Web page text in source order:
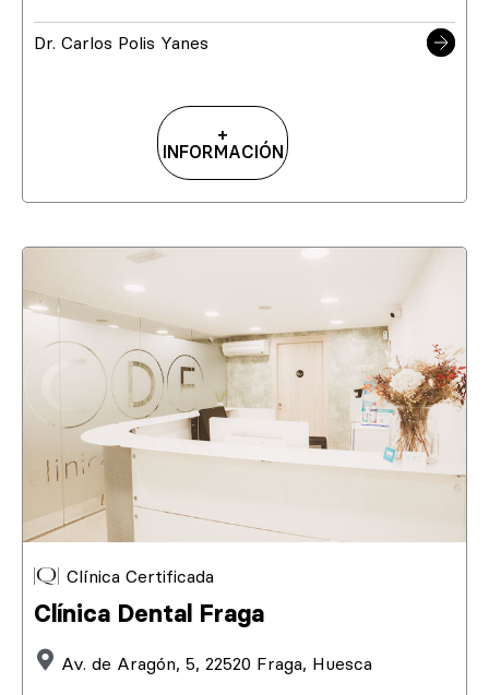
Dr. Carlos Polis Yanes
+
INFORMACIÓN
Clínica Certificada
Clínica Dental Fraga
Av. de Aragón, 5, 22520 Fraga, Huesca